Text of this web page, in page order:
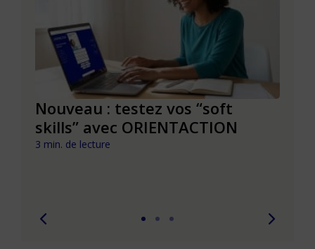
Nouveau : testez vos “soft
skills” avec ORIENTACTION
3 min. de lecture